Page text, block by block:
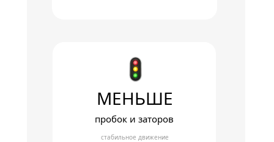
пробок и заторов
МЕНЬШЕ
стабильное движение